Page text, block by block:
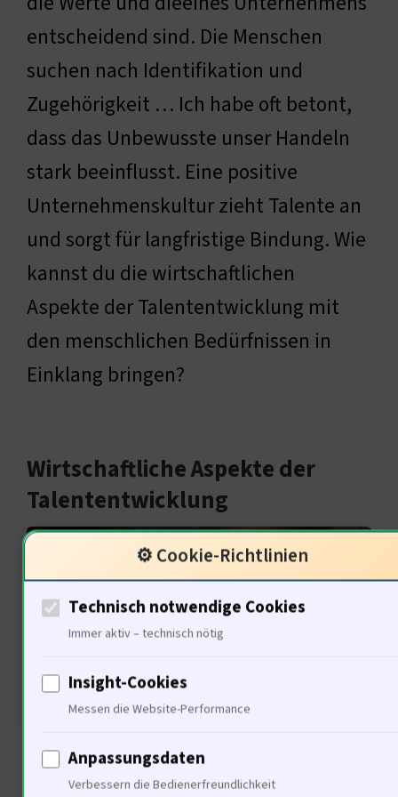
entscheidend sind. Die Menschen
suchen nach Identifikation und
Zugehörigkeit … Ich habe oft betont,
dass das Unbewusste unser Handeln
stark beeinflusst. Eine positive
Unternehmenskultur zieht Talente an
und sorgt für langfristige Bindung. Wie
kannst du die wirtschaftlichen
Aspekte der Talententwicklung mit
den menschlichen Bedürfnissen in
Einklang bringen?
Wirtschaftliche Aspekte der
Talententwicklung
Bedürfnisse der Menschen
⚙️ Cookie-Richtlinien
Technisch notwendige Cookies
Immer aktiv – technisch nötig
Insight-Cookies
Messen die Website-Performance
Anpassungsdaten
Verbessern die Bedienerfreundlichkeit